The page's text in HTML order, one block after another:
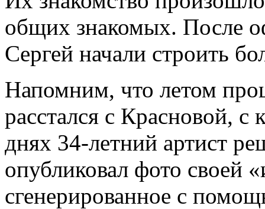
общих знакомых. После
Сергей начали строить
Напомним, что летом
расстался с Красновой,
днях 34-летний артист
опубликовал фото своей
сгенерированное с